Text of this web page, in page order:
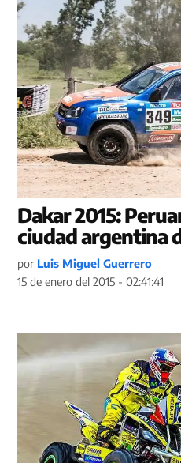
Dakar 2015:
ciudad argentina
por Luis Miguel Guerrero
15 de enero del 2015 - 02:41:41